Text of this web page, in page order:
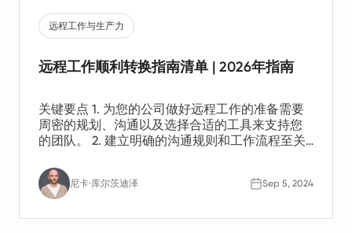
远程工作与生产力
远程工作顺利转换指南清单 | 2026年指南
关键要点 1. 为您的公司做好远程工作的准备需要
周密的规划、沟通以及选择合适的工具来支持您
的团队。 2. 建立明确的沟通规则和工作流程至关
致。 3. 关心员工的身心健康也同样重要。您应当
应对诸如孤立感和倦怠等潜在挑战。
尼卡·库尔茨迪泽 Sep 5, 2024